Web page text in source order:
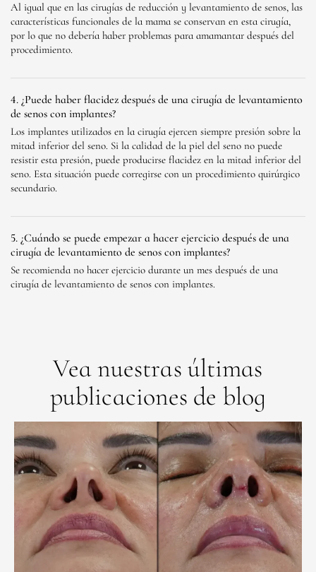
Al igual que en las cirugías de reducción y levantamiento de senos, las
características funcionales de la mama se conservan en esta cirugía,
por lo que no debería haber problemas para amamantar después del
procedimiento.
4. ¿Puede haber flacidez después de una cirugía de levantamiento
de senos con implantes?
Los implantes utilizados en la cirugía ejercen siempre presión sobre la
mitad inferior del seno. Si la calidad de la piel del seno no puede
resistir esta presión, puede producirse flacidez en la mitad inferior del
seno. Esta situación puede corregirse con un procedimiento quirúrgico
secundario.
5. ¿Cuándo se puede empezar a hacer ejercicio después de una
cirugía de levantamiento de senos con implantes?
Se recomienda no hacer ejercicio durante un mes después de una
cirugía de levantamiento de senos con implantes.
Vea nuestras últimas
publicaciones de blog